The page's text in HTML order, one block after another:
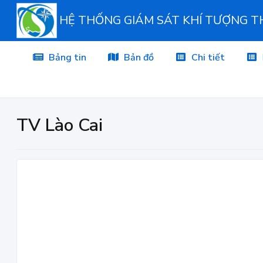
HỆ THỐNG GIÁM SÁT KHÍ TƯỢNG
Bảng tin Bản đồ Chi tiết
TV Lào Cai